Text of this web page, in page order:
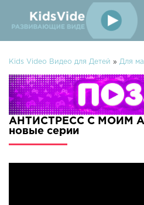
Kids Video Видео для Детей » Для
АНТИСТРЕСС С МОИМ
новые серии